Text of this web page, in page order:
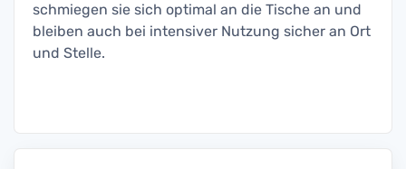
schmiegen sie sich optimal an die Tische an und
bleiben auch bei intensiver Nutzung sicher an Ort
und Stelle.